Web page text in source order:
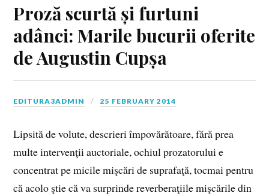
Proză scurtă și furtuni
adânci: Marile bucurii oferite
de Augustin Cupșa
EDITURA3ADMIN 25 FEBRUARY 2014
Lipsită de volute, descrieri împovărătoare, fără prea
multe intervenţii auctoriale, ochiul prozatorului e
concentrat pe micile mişcări de suprafaţă, tocmai pentru
că acolo ştie că va surprinde reverberaţiile mişcările din